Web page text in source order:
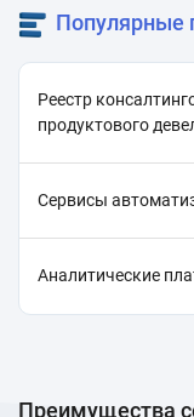
Популярные
Реестр
продуктового
Сервисы
Аналитические
Преимущества